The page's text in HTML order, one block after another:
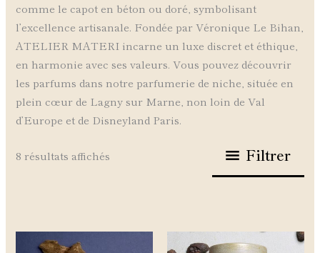
comme le capot en béton ou doré, symbolisant
l’excellence artisanale. Fondée par Véronique Le Bihan,
ATELIER MATERI incarne un luxe discret et éthique,
en harmonie avec ses valeurs. Vous pouvez découvrir
les parfums dans notre parfumerie de niche, située en
plein cœur de Lagny sur Marne, non loin de Val
d’Europe et de Disneyland Paris.
8 résultats affichés Filtrer
Plage
Ce